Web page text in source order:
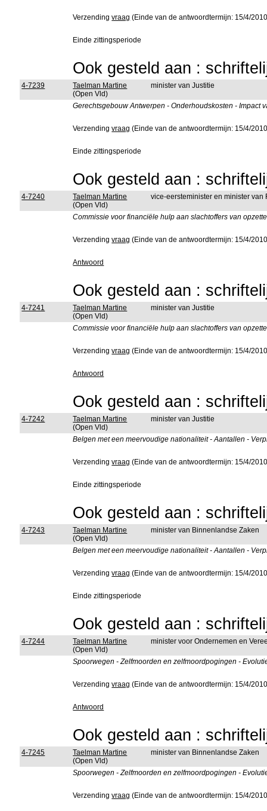
Verzendingvraag (Einde van de antwoordtermijn: 15/4/
Einde zittingsperiode
Ook gesteld aan :
4-7239
Taelman Martine
(Open Vld)
minister van Justitie
Gerechtsgebouw Antwerpen - Onderhoudskosten - Impact
Verzendingvraag (Einde van de antwoordtermijn: 15/4/
Einde zittingsperiode
Ook gesteld aan :
4-7240
Taelman Martine
(Open Vld)
vice-eersteminister en minister
Commissie voor financiële hulp aan slachtoffers van
Verzendingvraag (Einde van de antwoordtermijn: 15/4/
Antwoord
Ook gesteld aan :
4-7241
Taelman Martine
(Open Vld)
minister van Justitie
Commissie voor financiële hulp aan slachtoffers van
Verzendingvraag (Einde van de antwoordtermijn: 15/4/
Antwoord
Ook gesteld aan :
4-7242
Taelman Martine
(Open Vld)
minister van Justitie
Belgen met een meervoudige nationaliteit - Aantallen -
Verzendingvraag (Einde van de antwoordtermijn: 15/4/
Einde zittingsperiode
Ook gesteld aan :
4-7243
Taelman Martine
(Open Vld)
minister van Binnenlandse Zaken
Belgen met een meervoudige nationaliteit - Aantallen -
Verzendingvraag (Einde van de antwoordtermijn: 15/4/
Einde zittingsperiode
Ook gesteld aan :
4-7244
Taelman Martine
(Open Vld)
minister voor Ondernemen en
Spoorwegen - Zelfmoorden en zelfmoordpogingen -
Verzendingvraag (Einde van de antwoordtermijn: 15/4/
Antwoord
Ook gesteld aan :
4-7245
Taelman Martine
(Open Vld)
minister van Binnenlandse Zaken
Spoorwegen - Zelfmoorden en zelfmoordpogingen -
Verzendingvraag (Einde van de antwoordtermijn: 15/4/